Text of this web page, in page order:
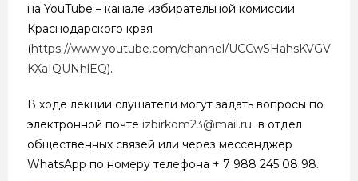
на YouTube – канале избирательной комиссии
Краснодарского края
(https://www.youtube.com/channel/UCCwSHahsKVGV
KXaIQUNhlEQ).
В ходе лекции слушатели могут задать вопросы по
электронной почте izbirkom23@mail.ru в отдел
общественных связей или через мессенджер
WhatsApp по номеру телефона + 7 988 245 08 98.